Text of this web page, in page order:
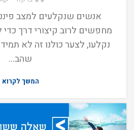
אנשים שנקלעים למצב
מחפשים לרוב קיצורי דרך
נקלעו, לצער כולנו זה לא
שהב...
המשך לקרוא